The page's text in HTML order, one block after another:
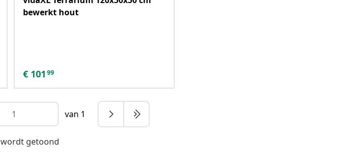
bewerkt hout
€ 101 99
van 1
wordt getoond